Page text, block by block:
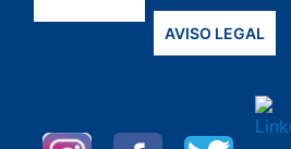
AVISO LEGAL